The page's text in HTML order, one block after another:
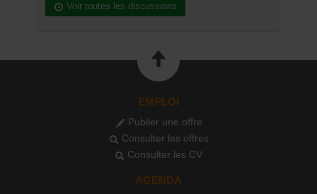
Voir toutes les discussions
EMPLOI
Publier une offre
Consulter les offres
Consulter les CV
AGENDA